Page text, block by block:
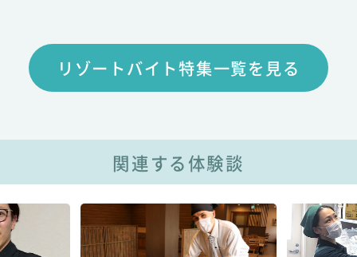
リゾートバイト特集一覧を見る
関連する体験談